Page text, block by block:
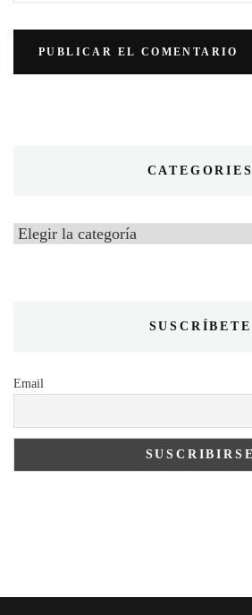
CATEGORIES
Categories
SUSCRÍBETE
Email